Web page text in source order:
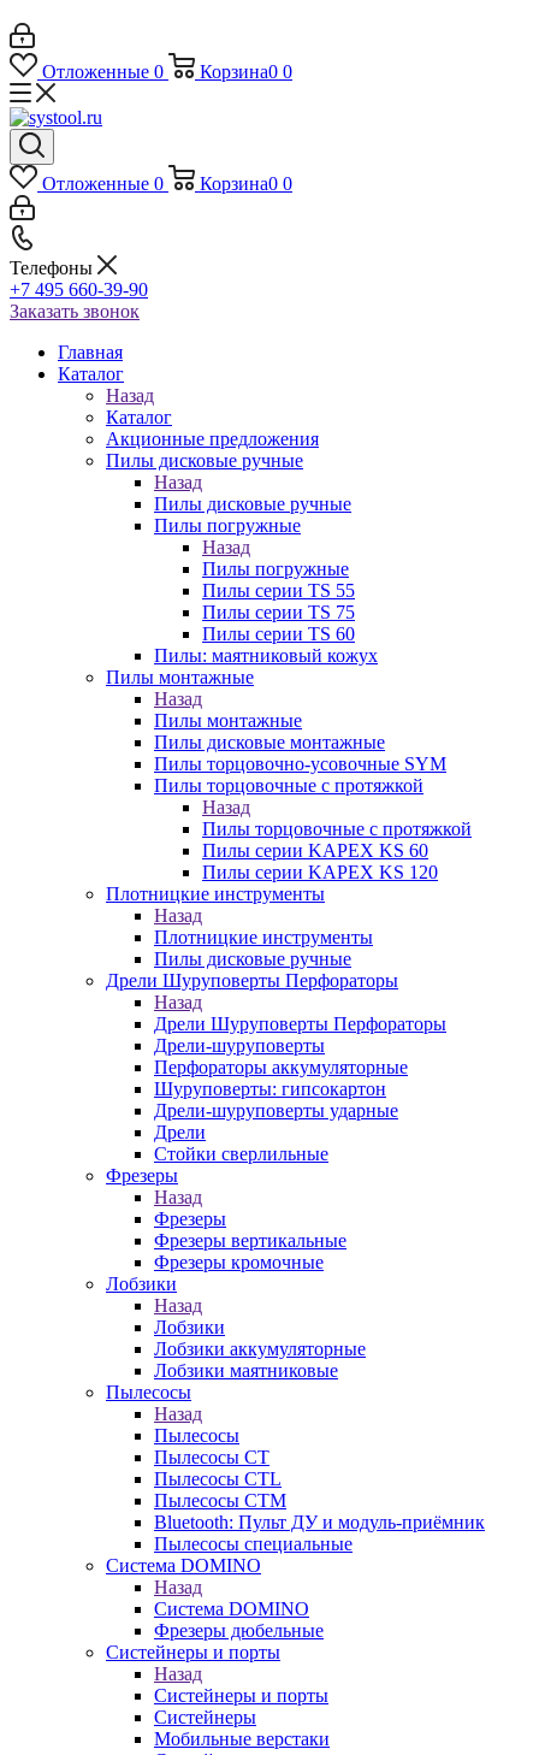
Отложенные 0 Корзина0 0
Отложенные 0 Корзина0 0
Телефоны
+7 495 660-39-90
Заказать звонок
Главная
Каталог
Назад
Каталог
Акционные предложения
Пилы дисковые ручные
Назад
Пилы дисковые ручные
Пилы погружные
Назад
Пилы погружные
Пилы серии TS 55
Пилы серии TS 75
Пилы серии TS 60
Пилы: маятниковый кожух
Пилы монтажные
Назад
Пилы монтажные
Пилы дисковые монтажные
Пилы торцовочно-усовочные SYM
Пилы торцовочные с протяжкой
Назад
Пилы торцовочные с протяжкой
Пилы серии KAPEX KS 60
Пилы серии KAPEX KS 120
Плотницкие инструменты
Назад
Плотницкие инструменты
Пилы дисковые ручные
Дрели Шуруповерты Перфораторы
Назад
Дрели Шуруповерты Перфораторы
Дрели-шуруповерты
Перфораторы аккумуляторные
Шуруповерты: гипсокартон
Дрели-шуруповерты ударные
Дрели
Стойки сверлильные
Фрезеры
Назад
Фрезеры
Фрезеры вертикальные
Фрезеры кромочные
Лобзики
Назад
Лобзики
Лобзики аккумуляторные
Лобзики маятниковые
Пылесосы
Назад
Пылесосы
Пылесосы CT
Пылесосы CTL
Пылесосы CTM
Bluetooth: Пульт ДУ и модуль-приёмник
Пылесосы специальные
Система DOMINO
Назад
Система DOMINO
Фрезеры дюбельные
Систейнеры и порты
Назад
Систейнеры и порты
Систейнеры
Мобильные верстаки